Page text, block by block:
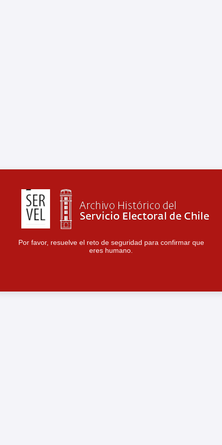
Por favor, resuelve el reto de seguridad para confirmar que
eres humano.